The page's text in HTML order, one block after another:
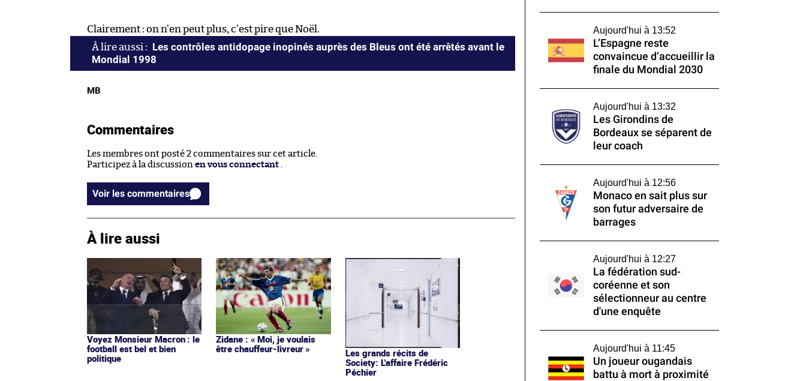
Clairement : on n’en peut plus, c’est pire que Noël.
Les contrôles antidopage inopinés auprès des Bleus ont été arrêtés avant le
Mondial 1998
MB
Commentaires
Les membres ont posté 2 commentaires sur cet article.
Participez à la discussion en vous connectant .
Voir les commentaires
À lire aussi
Voyez Monsieur Macron : le
football est bel et bien
politique
Zidane : « Moi, je voulais
être chauffeur-livreur »
Les grands récits de
Society: L'affaire Frédéric
Péchier
Aujourd'hui à 13:52
L’Espagne reste
convaincue d’accueillir la
finale du Mondial 2030
Aujourd'hui à 13:32
Les Girondins de
Bordeaux se séparent de
leur coach
Aujourd'hui à 12:56
Monaco en sait plus sur
son futur adversaire de
barrages
Aujourd'hui à 12:27
La fédération sud-
coréenne et son
sélectionneur au centre
d'une enquête
Aujourd'hui à 11:45
Un joueur ougandais
battu à mort à proximité